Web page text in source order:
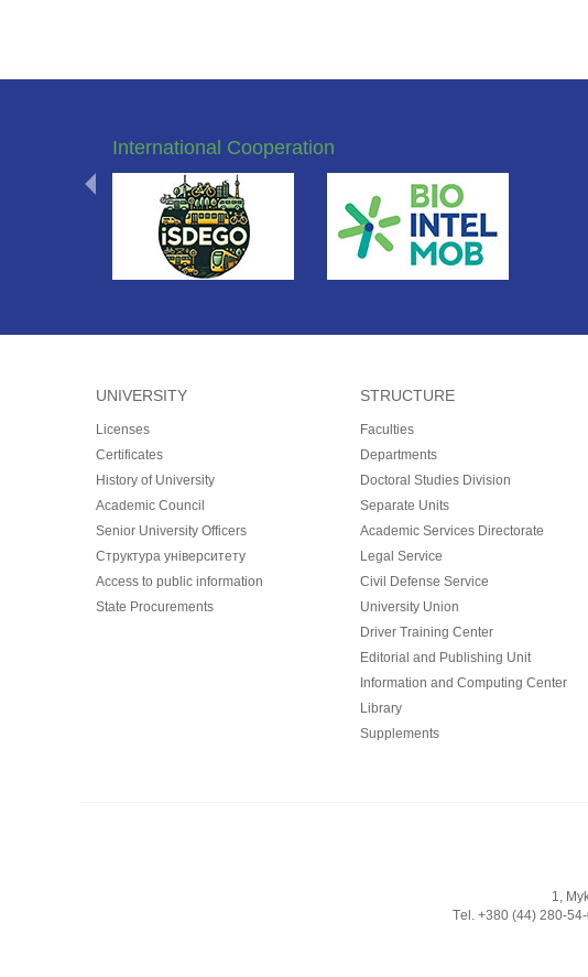
International Cooperation
UNIVERSITY
Licenses
Certificates
History of University
Academic Council
Senior University Officers
Структура університету
Access to public information
State Procurements
STRUCTURE
Faculties
Departments
Doctoral Studies Division
Separate Units
Academic Services Directorate
Legal Service
Civil Defense Service
University Union
Driver Training Center
Editorial and Publishing Unit
Information and Computing Center
Library
Supplements
1,
Тel. +380 (44) 280-